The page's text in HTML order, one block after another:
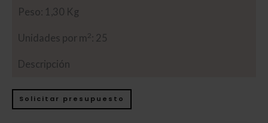
Peso: 1,30 Kg
Unidades por m 2: 25
Descripción
Solicitar presupuesto